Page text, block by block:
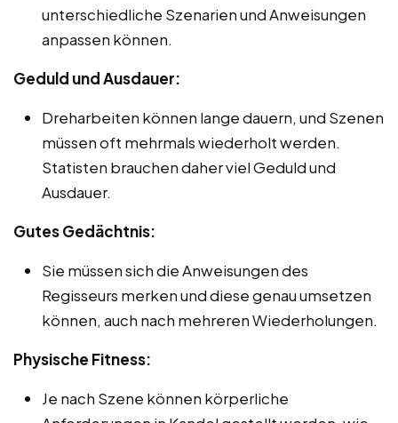
unterschiedliche Szenarien und Anweisungen
anpassen können.
Geduld und Ausdauer:
Dreharbeiten können lange dauern, und Szenen
müssen oft mehrmals wiederholt werden.
Statisten brauchen daher viel Geduld und
Ausdauer.
Gutes Gedächtnis:
Sie müssen sich die Anweisungen des
Regisseurs merken und diese genau umsetzen
können, auch nach mehreren Wiederholungen.
Physische Fitness:
Je nach Szene können körperliche